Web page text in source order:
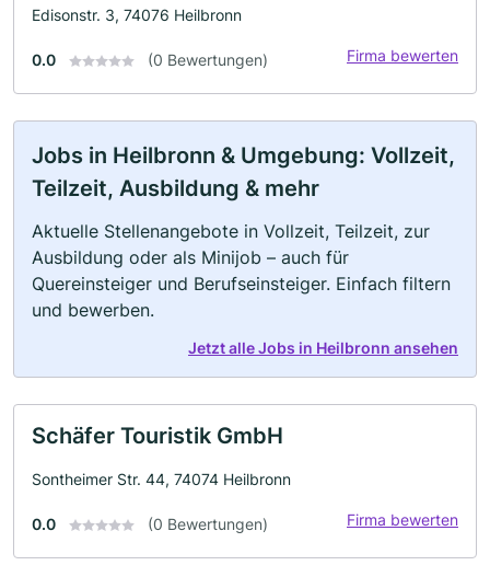
Edisonstr. 3, 74076 Heilbronn
0.0 (0 Bewertungen) Firma bewerten
Jobs in Heilbronn & Umgebung: Vollzeit,
Teilzeit, Ausbildung & mehr
Aktuelle Stellenangebote in Vollzeit, Teilzeit, zur
Ausbildung oder als Minijob – auch für
Quereinsteiger und Berufseinsteiger. Einfach filtern
und bewerben.
Jetzt alle Jobs in Heilbronn ansehen
Schäfer Touristik GmbH
Sontheimer Str. 44, 74074 Heilbronn
0.0 (0 Bewertungen) Firma bewerten